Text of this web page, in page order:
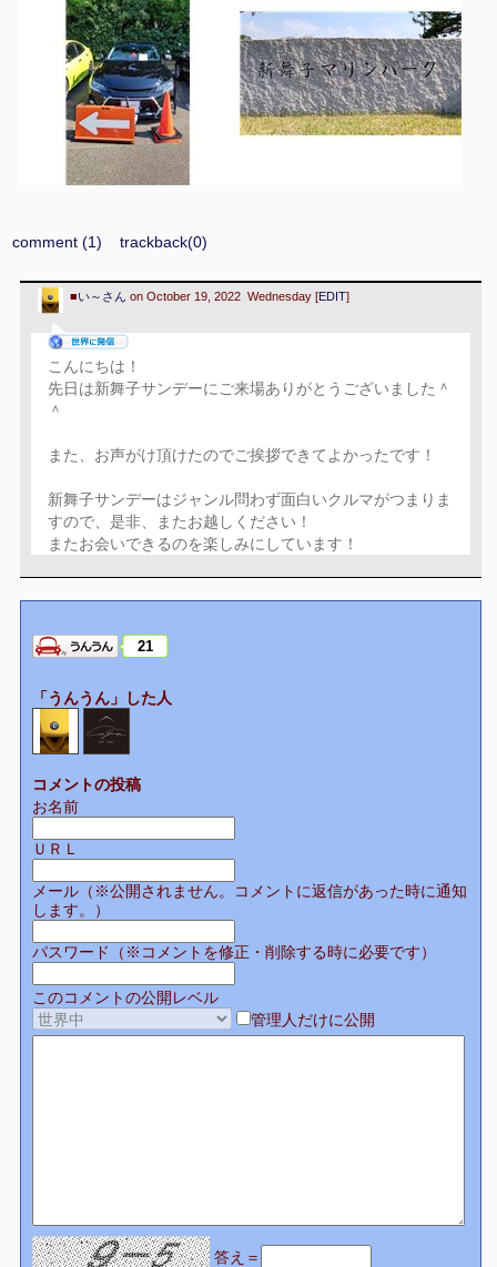
comment (1) trackback(0)
■い～さん on October 19, 2022 Wednesday [EDIT]
こんにちは！
先日は新舞子サンデーにご来場ありがとうございました＾
＾
また、お声がけ頂けたのでご挨拶できてよかったです！
新舞子サンデーはジャンル問わず面白いクルマがつまりま
すので、是非、またお越しください！
またお会いできるのを楽しみにしています！
21
「うんうん」した人
コメントの投稿
お名前
ＵＲＬ
メール（※公開されません。コメントに返信があった時に通知
します。）
パスワード（※コメントを修正・削除する時に必要です）
このコメントの公開レベル
管理人だけに公開
答え＝